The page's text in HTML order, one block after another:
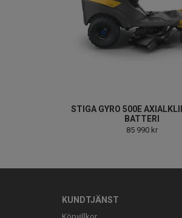
STIGA GYRO 500E
BATTERI
85 990 kr
KUNDTJÄNST